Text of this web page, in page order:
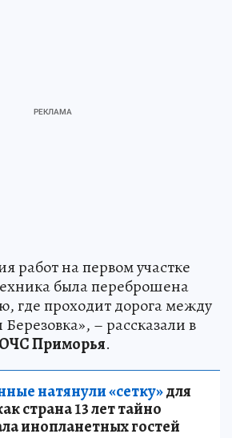
работ на первом участке
была переброшена
где проходит дорога между
– рассказали в
Приморья.
натянули «сетку»для
страна 13 лет тайно
инопланетных гостей